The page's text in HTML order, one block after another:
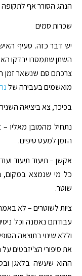
הנהג הסורר אף לתקופה
שכרות סמים
יש דבר כזה. סעיף
השתן שתמסרו יבדקו
צרכתם סם שנשאר זמן
מואשמים בעבירה של
בכיכר, צא ביציאה
נתחיל מהמובן מאליו
הזמן למעט טיפים.
אקשן – תיעוד תיעוד
כל מי שנמצא במקום,
שוטר.
ציות לשוטרים – לא
עבודתם נאמנה וכל
וללא שינוי בתוצאה
את סיפורי הצ'יזבטים
ההוא שעשה בלאגן